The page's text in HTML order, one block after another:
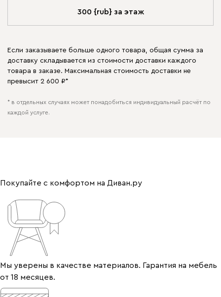
300 {rub} за этаж
Если заказываете больше одного товара, общая сумма за
доставку складывается из стоимости доставки каждого
товара в заказе. Максимальная стоимость доставки не
превысит 2 600 ₽*
* в отдельных случаях может понадобиться индивидуальный расчёт по
каждой услуге.
Покупайте с комфортом на Диван.ру
Мы уверены в качестве материалов. Гарантия на мебель
от 18 месяцев.